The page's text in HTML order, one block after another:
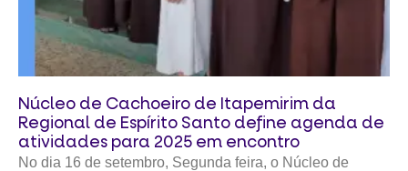
Núcleo de Cachoeiro de Itapemirim da
Regional de Espírito Santo define agenda de
atividades para 2025 em encontro
No dia 16 de setembro, Segunda feira, o Núcleo de